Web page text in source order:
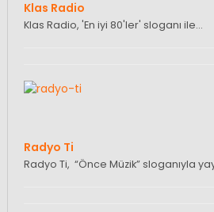
Klas Radio
Klas Radio, 'En iyi 80'ler' sloganı ile…
Radyo Ti
Radyo Ti, “Önce Müzik” sloganıyla